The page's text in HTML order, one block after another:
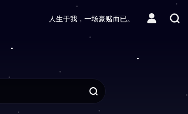
人生于我，一场豪赌而已。